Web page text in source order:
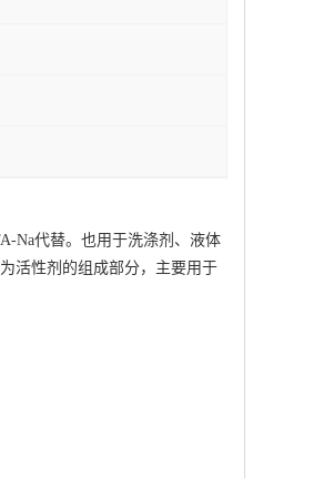
Na代替。也用于洗涤剂、液体
活性剂的组成部分，主要用于